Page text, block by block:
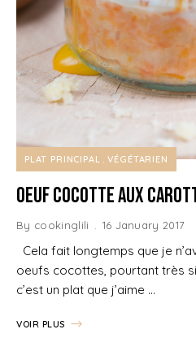
PLAT PRINCIPAL VÉGÉTARIEN
Oeuf Cocotte aux
By cookinglili 16 January 2017
Cela fait longtemps que je
oeufs cocottes, pourtant très
c’est un plat que j’aime …
VOIR PLUS